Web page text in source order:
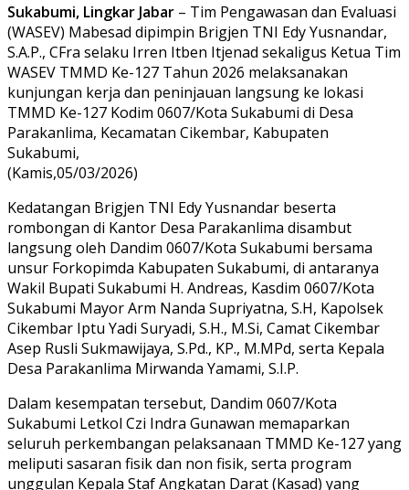
Sukabumi, Lingkar Jabar – Tim Pengawasan dan Evaluasi
(WASEV) Mabesad dipimpin Brigjen TNI Edy Yusnandar,
S.A.P., CFra selaku Irren Itben Itjenad sekaligus Ketua Tim
WASEV TMMD Ke-127 Tahun 2026 melaksanakan
kunjungan kerja dan peninjauan langsung ke lokasi
TMMD Ke-127 Kodim 0607/Kota Sukabumi di Desa
Parakanlima, Kecamatan Cikembar, Kabupaten
Sukabumi,
(Kamis,05/03/2026)
Kedatangan Brigjen TNI Edy Yusnandar beserta
rombongan di Kantor Desa Parakanlima disambut
langsung oleh Dandim 0607/Kota Sukabumi bersama
unsur Forkopimda Kabupaten Sukabumi, di antaranya
Wakil Bupati Sukabumi H. Andreas, Kasdim 0607/Kota
Sukabumi Mayor Arm Nanda Supriyatna, S.H, Kapolsek
Cikembar Iptu Yadi Suryadi, S.H., M.Si, Camat Cikembar
Asep Rusli Sukmawijaya, S.Pd., KP., M.MPd, serta Kepala
Desa Parakanlima Mirwanda Yamami, S.I.P.
Dalam kesempatan tersebut, Dandim 0607/Kota
Sukabumi Letkol Czi Indra Gunawan memaparkan
seluruh perkembangan pelaksanaan TMMD Ke-127 yang
meliputi sasaran fisik dan non fisik, serta program
unggulan Kepala Staf Angkatan Darat (Kasad) yang